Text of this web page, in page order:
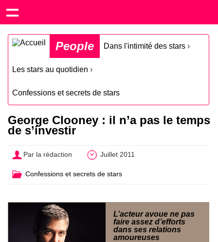
People Dans l'intimité des stars ›
Les stars au quotidien ›
Confessions et secrets de stars
George Clooney : il n’a pas le temps
de s’investir
Par la rédaction Juillet 2011
Confessions et secrets de stars
L’acteur avoue ne pas
faire assez d’efforts
dans ses relations
amoureuses